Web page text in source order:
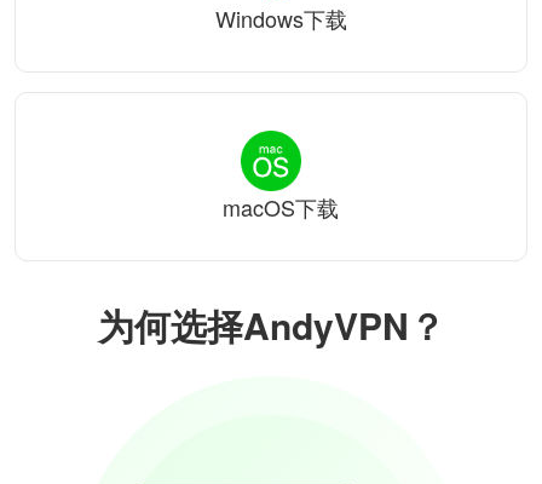
为何选择AndyVPN？
Windows下载
macOS下载